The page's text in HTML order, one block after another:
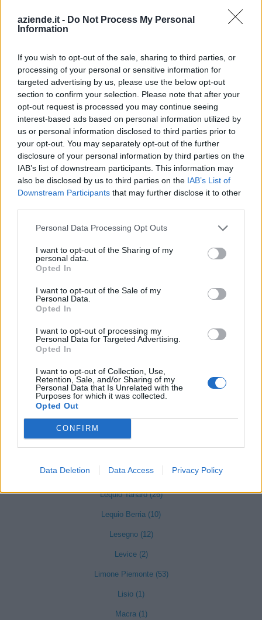
aziende.it - Do Not Process My Personal
Information
If you wish to opt-out of the sale, sharing to third parties, or
processing of your personal or sensitive information for
targeted advertising by us, please use the below opt-out
section to confirm your selection. Please note that after your
opt-out request is processed you may continue seeing
interest-based ads based on personal information utilized by
us or personal information disclosed to third parties prior to
your opt-out. You may separately opt-out of the further
disclosure of your personal information by third parties on the
IAB’s list of downstream participants. This information may
also be disclosed by us to third parties on the IAB’s List of
Downstream Participants that may further disclose it to other
Personal Data Processing Opt Outs
I want to opt-out of the Sharing of my
personal data.
Opted In
I want to opt-out of the Sale of my
Personal Data.
Opted In
I want to opt-out of processing my
Personal Data for Targeted Advertising.
Opted In
I want to opt-out of Collection, Use,
Retention, Sale, and/or Sharing of my
Personal Data that Is Unrelated with the
Purposes for which it was collected.
Opted Out
CONFIRM
Data Deletion Data Access Privacy Policy
Demonte (30)
Dogliani (104)
Entracque (21)
Envie (20)
Farigliano (49)
Faule (6)
Feisoglio (9)
Fossano (501)
Frassino (9)
Gambasca (1)
Genola (67)
Govone (35)
Grinzane Cavour (34)
La Morra (122)
Lequio Tanaro (26)
Lequio Berria (10)
Lesegno (12)
Levice (2)
Limone Piemonte (53)
Lisio (1)
Macra (1)